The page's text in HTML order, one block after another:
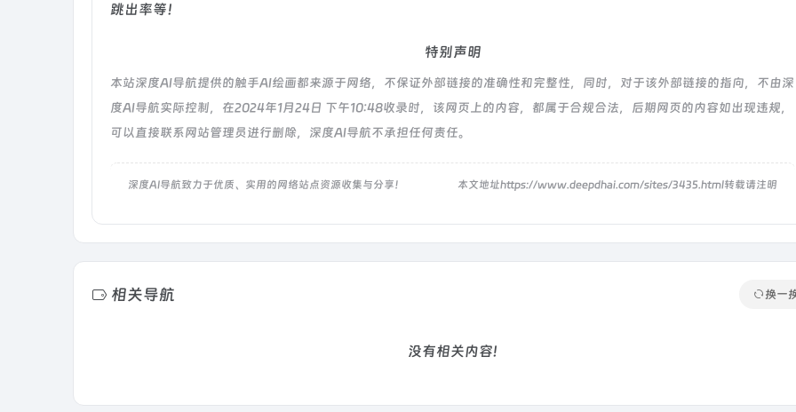
跳出率等！
特别声明
本站深度AI导航提供的触手AI绘画都来源于网络，不保证外部链接的准确性和完整性，同时，对于该外部链接的指向，不由深
度AI导航实际控制，在2024年1月24日 下午10:48收录时，该网页上的内容，都属于合规合法，后期网页的内容如出现违规，
可以直接联系网站管理员进行删除，深度AI导航不承担任何责任。
深度AI导航致力于优质、实用的网络站点资源收集与分享！ 本文地址https://www.deepdhai.com/sites/3435.html转载请注明
相关导航 换一
没有相关内容!